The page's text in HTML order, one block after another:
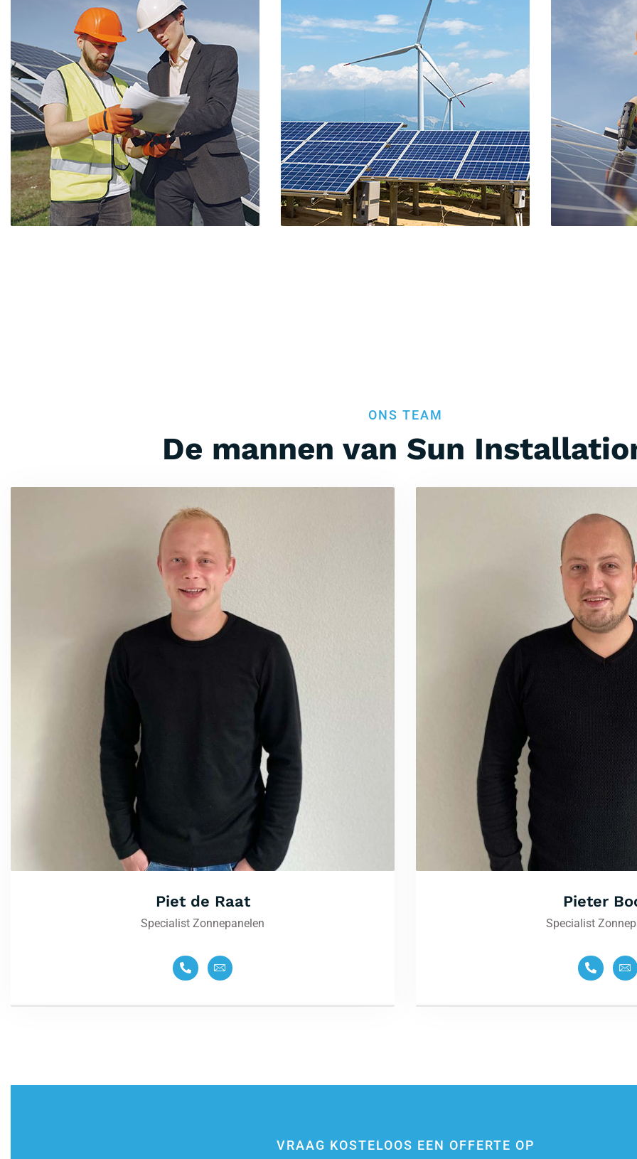
ONS TEAM
De mannen van Sun
Piet de Raat
Specialist Zonnepanelen
Pieter
Specialist
VRAAG KOSTELOOS EEN OFFERTE OP